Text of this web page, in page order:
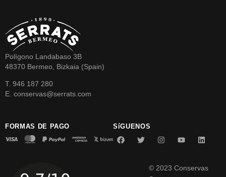
Polígono Landabaso 3B
48370 Bermeo, Bizkaia (Spain)
T. 946 187 280
E. conservas@serrats.com
FORMAS DE PAGO SíGUENOS
© 2023 Conservas